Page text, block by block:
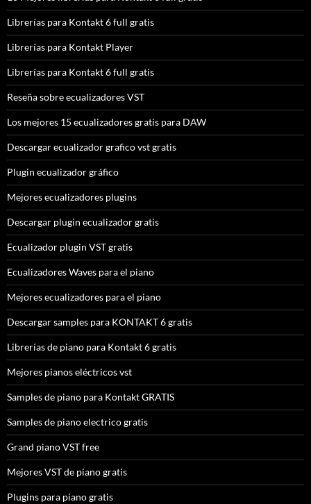
Librerías para Kontakt 6 full gratis
Librerías para Kontakt Player
Librerías para Kontakt 6 full gratis
Reseña sobre ecualizadores VST
Los mejores 15 ecualizadores gratis para DAW
Descargar ecualizador grafico vst gratis
Plugin ecualizador gráfico
Mejores ecualizadores plugins
Descargar plugin ecualizador gratis
Ecualizador plugin VST gratis
Ecualizadores Waves para el piano
Mejores ecualizadores para el piano
Descargar samples para KONTAKT 6 gratis
Librerías de piano para Kontakt 6 gratis
Mejores pianos eléctricos vst
Samples de piano para Kontakt GRATIS
Samples de piano electrico gratis
Grand piano VST free
Mejores VST de piano gratis
Plugins para piano gratis